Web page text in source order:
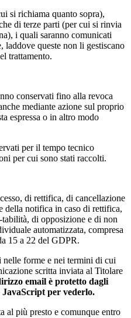
si richiama quanto sopra),
di terze parti (per cui si rinvia
i quali saranno comunicati
laddove queste non li gestiscano
trattamento.
conservati fino alla revoca
mediante azione sul proprio
espressa o in altro modo
per il tempo tecnico
per cui sono stati raccolti.
di rettifica, di cancellazione
notifica in caso di rettifica,
di opposizione e di non
automatizzata, compresa
15 a 22 del GDPR.
nelle forme e nei termini di cui
scritta inviata al Titolare
email è protetto dagli
JavaScript per vederlo.
al più presto e comunque entro